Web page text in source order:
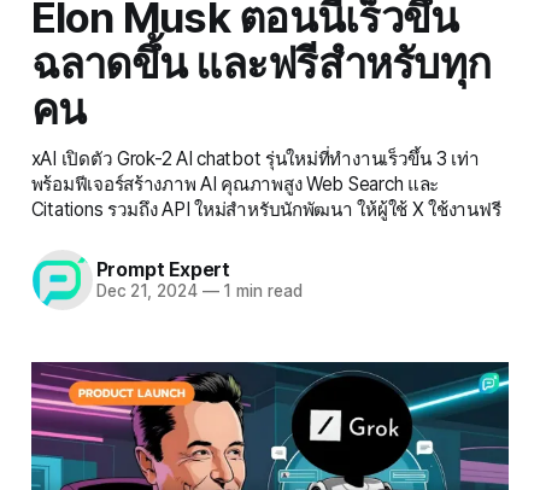
Elon Musk ตอนนี้เร็วขึ้น
ฉลาดขึ้น และฟรีสำหรับทุก
คน
xAI เปิดตัว Grok-2 AI chatbot รุ่นใหม่ที่ทำงานเร็วขึ้น 3 เท่า
พร้อมฟีเจอร์สร้างภาพ AI คุณภาพสูง Web Search และ
Citations รวมถึง API ใหม่สำหรับนักพัฒนา ให้ผู้ใช้ X ใช้งานฟรี
Prompt Expert
Dec 21, 2024 —1 min read